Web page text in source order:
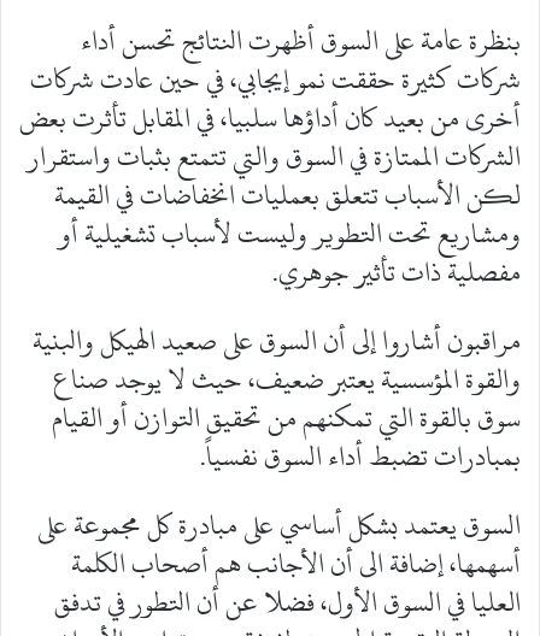
بنظرة عامة على السوق أظهرت النتائج تحسن أداء
شركات كثيرة حققت نمو إيجابي، في حين عادت شركات
أخرى من بعيد كان أداؤها سلبيا، في المقابل تأثرت بعض
الشركات الممتازة في السوق والتي تتمتع بثبات واستقرار
لكن الأسباب تتعلق بعمليات انخفاضات في القيمة
ومشاريع تحت التطوير وليست لأسباب تشغيلية أو
مفصلية ذات تأثير جوهري.
مراقبون أشاروا إلى أن السوق على صعيد الهيكل والبنية
والقوة المؤسسية يعتبر ضعيف، حيث لا يوجد صناع
سوق بالقوة التي تمكنهم من تحقيق التوازن أو القيام
بمبادرات تضبط أداء السوق نفسياً.
السوق يعتمد بشكل أساسي على مبادرة كل مجموعة على
أسهمها، إضافة الى أن الأجانب هم أصحاب الكلمة
العليا في السوق الأول، فضلا عن أن التطور في تدفق